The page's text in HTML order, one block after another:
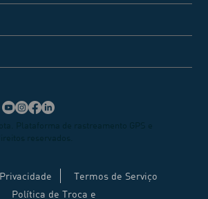
Plataforma de rastreamento GPS e
reservados.
Termos de Serviço
Política de Troca e